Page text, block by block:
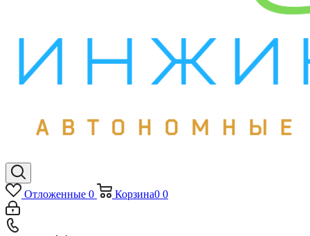
Отложенные 0 Корзина0 0